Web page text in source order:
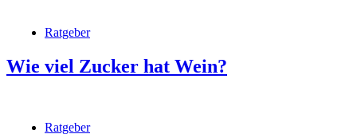
Ratgeber
Wie viel Zucker hat Wein?
Ratgeber